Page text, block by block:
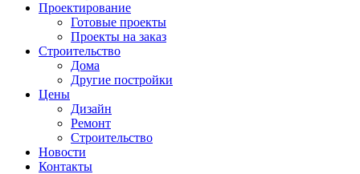
Проектирование
Готовые проекты
Проекты на заказ
Строительство
Дома
Другие постройки
Цены
Дизайн
Ремонт
Строительство
Новости
Контакты